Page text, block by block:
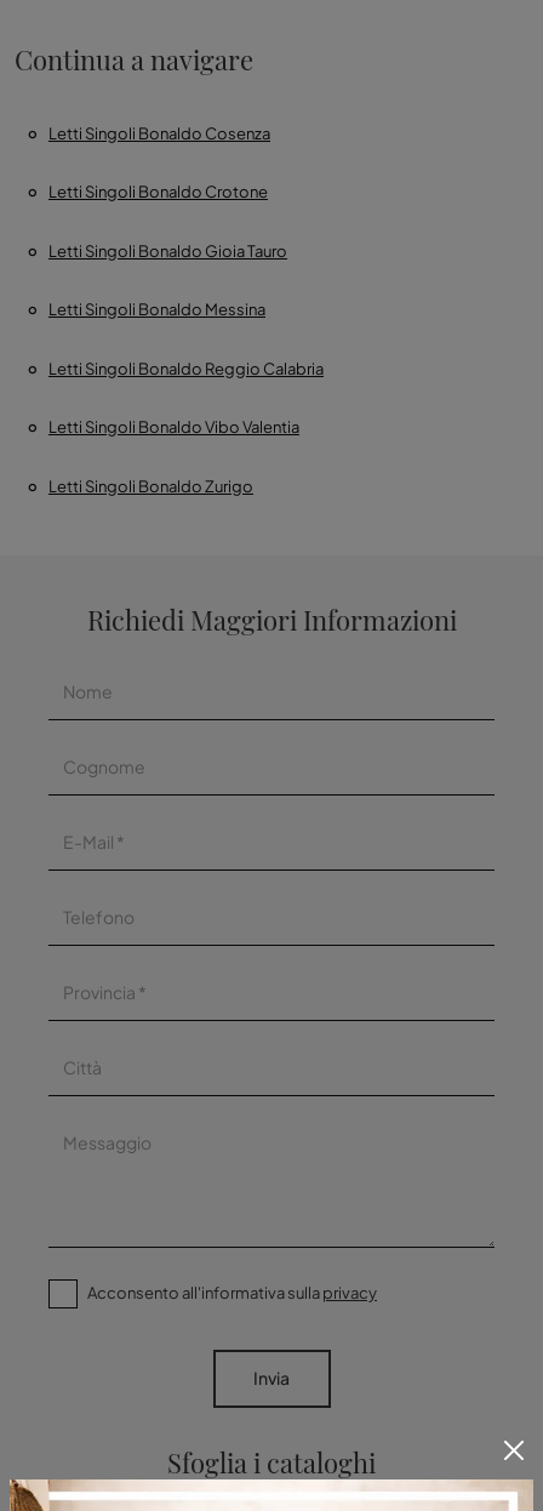
Continua a navigare
Letti Singoli Bonaldo Cosenza
Letti Singoli Bonaldo Crotone
Letti Singoli Bonaldo Gioia Tauro
Letti Singoli Bonaldo Messina
Letti Singoli Bonaldo Reggio Calabria
Letti Singoli Bonaldo Vibo Valentia
Letti Singoli Bonaldo Zurigo
Sfoglia i cataloghi
Richiedi Maggiori Informazioni
Acconsento all'informativa sullaprivacy
Invia